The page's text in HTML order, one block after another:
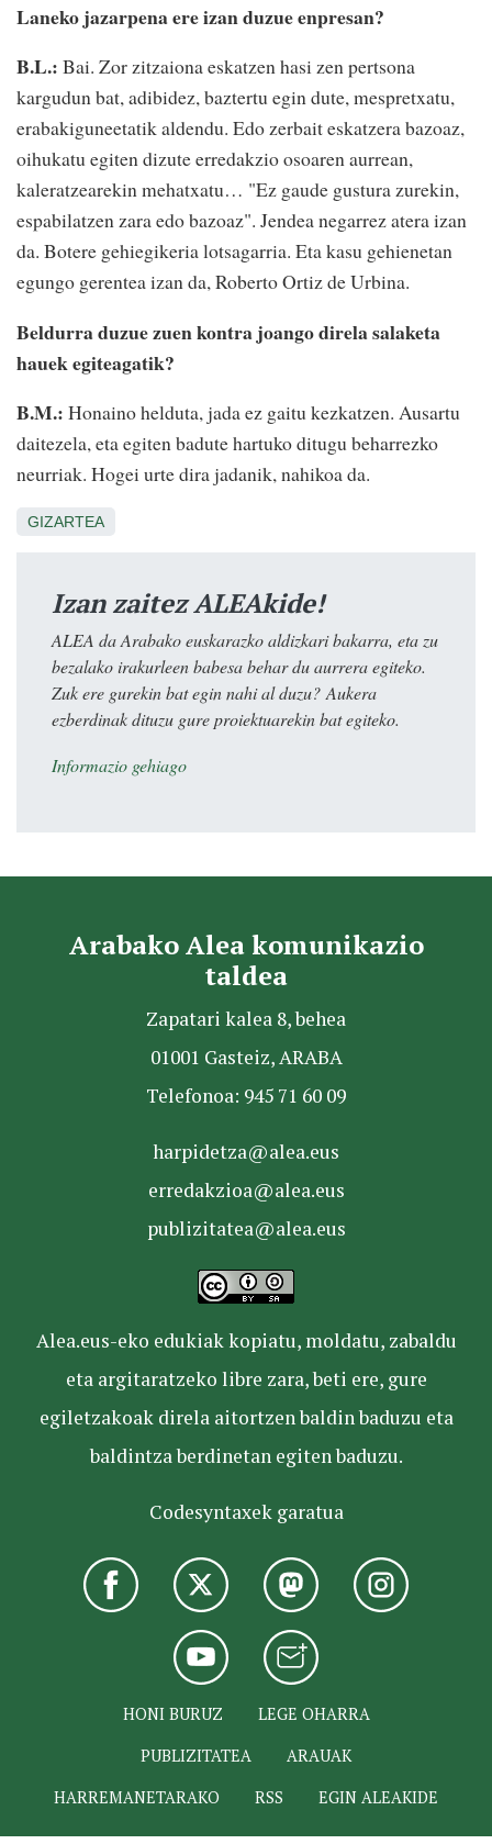
Laneko jazarpena ere izan duzue enpresan?
B.L.: Bai. Zor zitzaiona eskatzen hasi zen pertsona
kargudun bat, adibidez, baztertu egin dute, mespretxatu,
erabakiguneetatik aldendu. Edo zerbait eskatzera bazoaz,
oihukatu egiten dizute erredakzio osoaren aurrean,
kaleratzearekin mehatxatu… "Ez gaude gustura zurekin,
espabilatzen zara edo bazoaz". Jendea negarrez atera izan
da. Botere gehiegikeria lotsagarria. Eta kasu gehienetan
egungo gerentea izan da, Roberto Ortiz de Urbina.
Beldurra duzue zuen kontra joango direla salaketa
hauek egiteagatik?
B.M.: Honaino helduta, jada ez gaitu kezkatzen. Ausartu
daitezela, eta egiten badute hartuko ditugu beharrezko
neurriak. Hogei urte dira jadanik, nahikoa da.
GIZARTEA
Izan zaitez ALEAkide!
ALEA da Arabako euskarazko aldizkari bakarra, eta zu
bezalako irakurleen babesa behar du aurrera egiteko.
Zuk ere gurekin bat egin nahi al duzu? Aukera
ezberdinak dituzu gure proiektuarekin bat egiteko.
Informazio gehiago
Arabako Alea komunikazio
taldea
Zapatari kalea 8, behea
01001 Gasteiz, ARABA
Telefonoa: 945 71 60 09
harpidetza@alea.eus
erredakzioa@alea.eus
publizitatea@alea.eus
Alea.eus-eko edukiak kopiatu, moldatu, zabaldu
eta argitaratzeko libre zara, beti ere, gure
egiletzakoak direla aitortzen baldin baduzu eta
baldintza berdinetan egiten baduzu.
Codesyntaxek garatua
HONI BURUZ
LEGE OHARRA
PUBLIZITATEA
ARAUAK
HARREMANETARAKO
RSS EGIN ALEAKIDE